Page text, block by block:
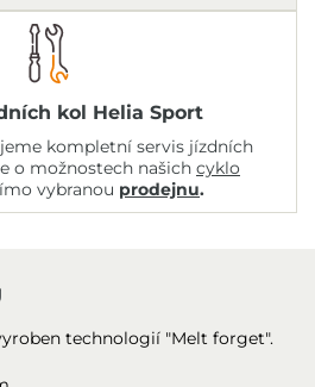
kol Helia Sport
kompletní servis jízdních
o možnostech našich cyklo
vybranou prodejnu.
technologií "Melt forget".